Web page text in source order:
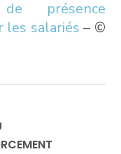
présence
les salariés– ©